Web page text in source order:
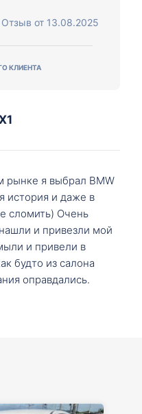
от 13.08.2025
КЛИЕНТА
рынке я выбрал BMW
история и даже в
сломить) Очень
и привезли мой
и привели в
будто из салона
оправдались.